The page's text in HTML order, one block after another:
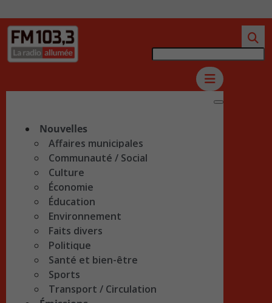
Nouvelles
Affaires municipales
Communauté / Social
Culture
Économie
Éducation
Environnement
Faits divers
Politique
Santé et bien-être
Sports
Transport / Circulation